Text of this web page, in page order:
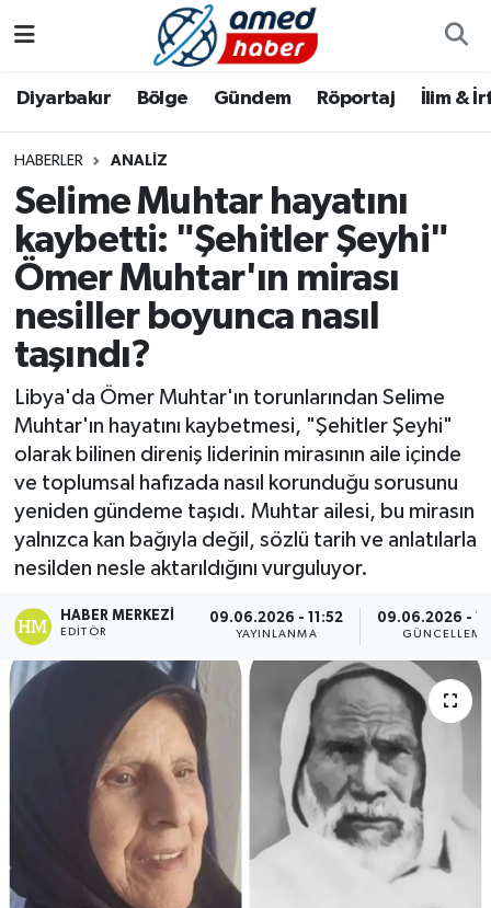
Diyarbakır Bölge Gündem Röportaj İlim &
HABERLER ANALIZ
Selime Muhtar hayatını
kaybetti: "Şehitler Şeyhi"
Ömer Muhtar'ın mirası
nesiller boyunca nasıl
taşındı?
Libya'da Ömer Muhtar'ın torunlarından Selime
Muhtar'ın hayatını kaybetmesi, "Şehitler Şeyhi"
olarak bilinen direniş liderinin mirasının aile içinde
ve toplumsal hafızada nasıl korunduğu sorusunu
yeniden gündeme taşıdı. Muhtar ailesi, bu mirasın
yalnızca kan bağıyla değil, sözlü tarih ve anlatılarla
nesilden nesle aktarıldığını vurguluyor.
HABER MERKEZI
EDITÖR
09.06.2026 - 11:52
YAYINLANMA
09.06.2026 -
GÜNCELLEME
Bölge
Röportaj
Foto Galeri
Yazarlar
Aile
Asayiş
Bilim & Teknoloji
Bölge
Dünya
Eğitim
Ekonomi
Genel
Gündem
İlim & İrfan
Kültür & Sanat
KURDÎ
Sağlık
Diyarbakır Hava Durumu
Diyarbakır Namaz Vakitleri
Diyarbakır Trafik Yoğunluk Haritası
Süper Lig Puan Durumu ve Fikstür
Tüm Manşetler
Son Dakika Haberleri
Haber Arşivi